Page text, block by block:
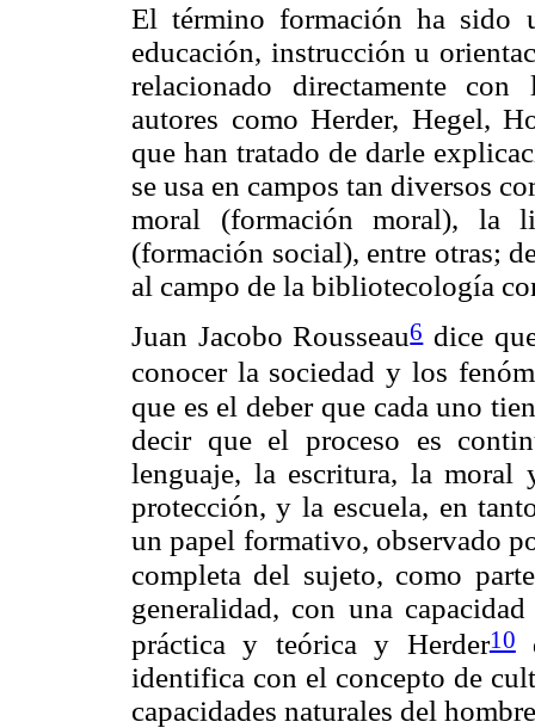
El término formación ha sido
educación, instrucción u
relacionado directamente
autores como Herder, Hegel,
que han tratado de darle
se usa en campos tan diversos
moral (formación moral), la
(formación social), entre otras;
al campo de la bibliotecología
Juan Jacobo Rousseau6dice
conocer la sociedad y los
que es el deber que cada uno
decir que el proceso es
lenguaje, la escritura, la
protección, y la escuela, en
un papel formativo, observado
completa del sujeto, como
generalidad, con una
práctica y teórica y Herder10
identifica con el concepto de
capacidades naturales del